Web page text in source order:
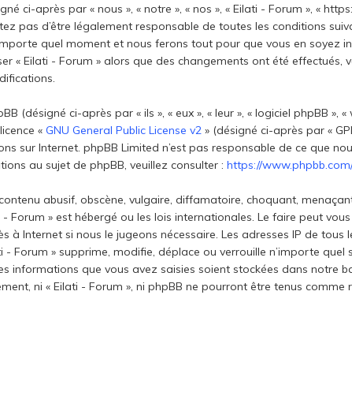
ci-après par « nous », « notre », « nos », « Eilati - Forum », «
pas d’être légalement responsable de toutes les conditions
quel moment et nous ferons tout pour que vous en soyez
« Eilati - Forum » alors que des changements ont été
(désigné ci-après par « ils », « eux », « leur », « logiciel phpBB »,
«GNU General Public License v2 » (désigné ci-après par «
sur Internet. phpBB Limited n’est pas responsable de ce que
au sujet de phpBB, veuillez consulter :https://
abusif, obscène, vulgaire, diffamatoire, choquant,
Forum » est hébergé ou les lois internationales. Le faire peut
à Internet si nous le jugeons nécessaire. Les adresses IP de
Forum » supprime, modifie, déplace ou verrouille n’importe
informations que vous avez saisies soient stockées dans notre
ni « Eilati - Forum », ni phpBB ne pourront être tenus